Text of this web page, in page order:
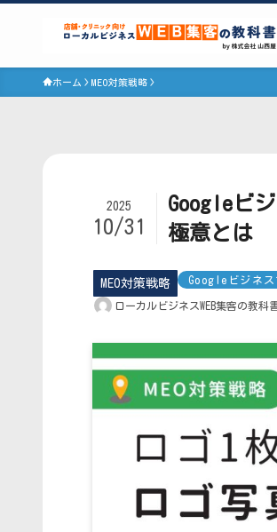
ホーム MEO対策戦略
Googleビ
極意とは
2025
10/31
MEO対策戦略 Googleビジネ
ローカルビジネスWEB集客の教科